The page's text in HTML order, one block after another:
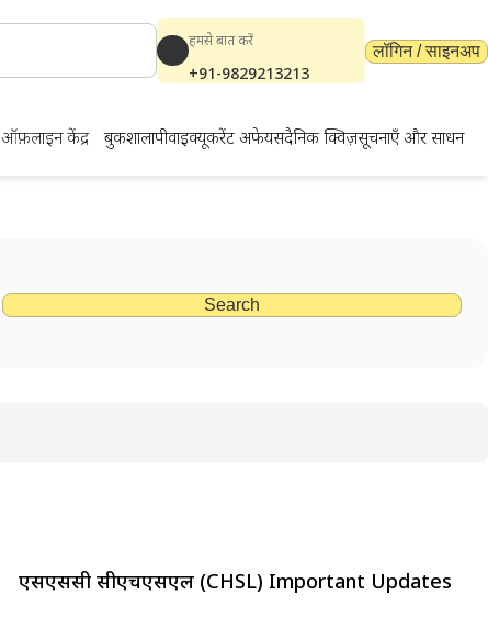
हमसे बात करें
+91-9829213213
लॉगिन / साइनअप
ऑफ़लाइन केंद्र बुकशालापीवाईक्यूकरेंट अफेयर्सदैनिक क्विज़सूचनाएँ और साधन
Search
एसएससी सीएचएसएल (CHSL) Important Updates